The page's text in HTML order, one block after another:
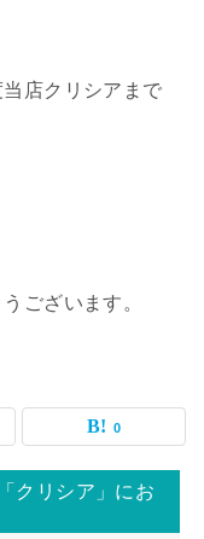
店クリシアまで
ございます。
0
クリシア」にお